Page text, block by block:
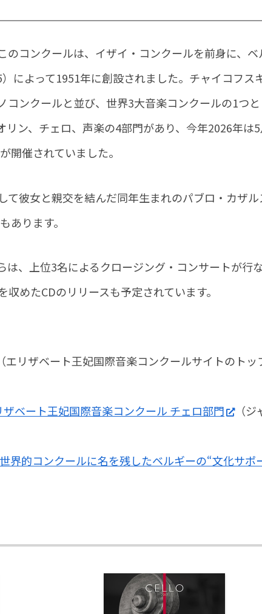
のコンクールは、イザイ・コンクールを前身に、ベ
によって1951年に創設されました。チャイコフス
コンクールと並び、世界3大音楽コンクールの1つ
リン、チェロ、声楽の4部門があり、今年2026年は
開催されていました。
て彼女と親交を結んだ同年生まれのパブロ・カザル
あります。
は、上位3名によるクロージング・コンサートが行
めたCDのリリースも予定されています。
エリザベート王妃国際音楽コンクールサイトのトッ
ザベート王妃国際音楽コンクール チェロ部門
（ジ
界的コンクールに名を残したベルギーの“文化サポ